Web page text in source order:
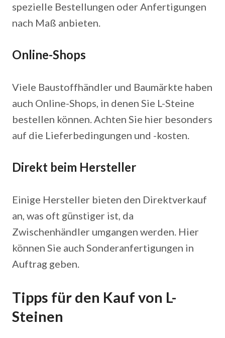
spezielle Bestellungen oder Anfertigungen
nach Maß anbieten.
Online-Shops
Viele Baustoffhändler und Baumärkte haben
auch Online-Shops, in denen Sie L-Steine
bestellen können. Achten Sie hier besonders
auf die Lieferbedingungen und -kosten.
Direkt beim Hersteller
Einige Hersteller bieten den Direktverkauf
an, was oft günstiger ist, da
Zwischenhändler umgangen werden. Hier
können Sie auch Sonderanfertigungen in
Auftrag geben.
Tipps für den Kauf von L-
Steinen